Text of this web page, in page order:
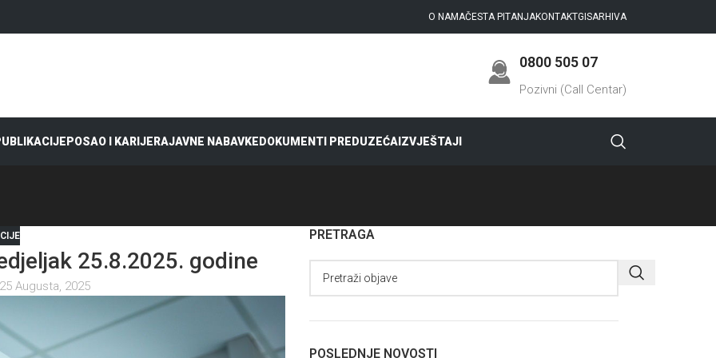
O NAMAČESTA PITANJAKONTAKTGISARHIVA
0800 505 07
Pozivni (Call Centar)
POSAO I KARIJERAJAVNE NABAVKEDOKUMENTI PREDUZEĆAIZVJEŠTAJI
25.8.2025. godine
Augusta, 2025
PRETRAGA
POSLEDNJE NOVOSTI